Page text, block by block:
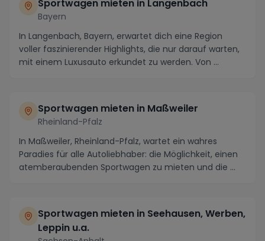
Sportwagen mieten in Langenbach
Bayern
In Langenbach, Bayern, erwartet dich eine Region
voller faszinierender Highlights, die nur darauf warten,
mit einem Luxusauto erkundet zu werden. Von ...
Sportwagen mieten in Maßweiler
Rheinland-Pfalz
In Maßweiler, Rheinland-Pfalz, wartet ein wahres
Paradies für alle Autoliebhaber: die Möglichkeit, einen
atemberaubenden Sportwagen zu mieten und die ...
Sportwagen mieten in Seehausen, Werben,
Leppin u.a.